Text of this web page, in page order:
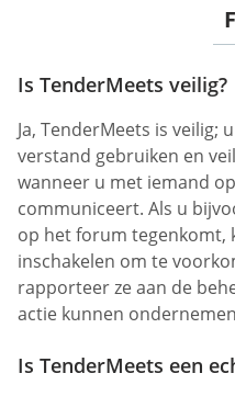
Is TenderMeets veilig?
Ja, TenderMeets is veilig;
verstand gebruiken en
wanneer u met iemand
communiceert. Als u
op het forum tegenkomt,
inschakelen om te
rapporteer ze aan de
actie kunnen
Is TenderMeets een